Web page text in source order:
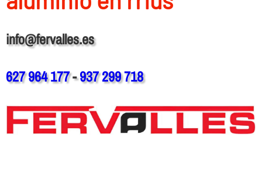
info@fervalles.es
627 964 177-937 299 718